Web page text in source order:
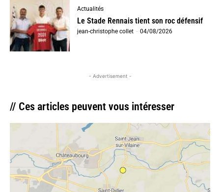
Actualités
Le Stade Rennais tient son roc défensif
jean-christophe collet - 04/08/2026
- Advertisement -
// Ces articles peuvent vous intéresser